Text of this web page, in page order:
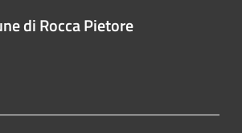
di Rocca Pietore